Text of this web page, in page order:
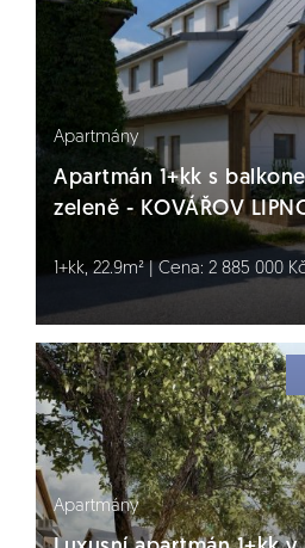
Apartmány
Apartmán 1+kk s
zeleně - KOVÁŘOV
1+kk, 22.9m² | Cena: 2 885 000
Apartmány